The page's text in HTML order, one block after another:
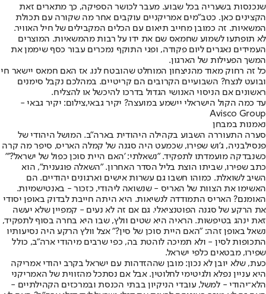
שנכנסות בשעריה בכל שבוע. מעבר לכושר הספיקה, כך מתארים זאת
הקצינים כאן. כטב"מים אמריקניים עוקבים אחר מה שקורה עם תכולת
המשאיות. זה כמובן מחייב תיאום עם הכלים המקבילים של חיל האוויר.
לא תופתעו לשמוע שחמאס שם את ידו על רבות מהמשאיות. המוצרים
העמידים נאגרים ליום פקודה, ופגי התוקף נמכרים עבור כסף שיממן את
המשך הפעילות של הארגון.
כל זה רחוק מאוד מהניצחון המוחלט שהובטח לנו. אז האם חמאס יישאר חי
ובועט לנצח? השבועיים הקרובים הם קריטיים. במהלכם נקבל סימנים
ראשונים אם הניסוי האנושי הגדול בדרכו להיכשל או להצליח.
עד כמה הקול הישראלי יישמע במועצה? יקיר גבאי,צילום: יקיר גבאי -
Avisco Group
נאמנות במבחן
סערה התעוררה השבוע בקהילה היהודית בארה"ב. המושל היהודי של
פנסילבניה, ג'וש שפירו, שכמעט היה סגנה של קמלה האריס, סיפר מה קרה
כשנבדקה מועמדתו לתפקיד. "נשאלתי: 'האם היית סוכן כפול של ישראל?'"
כתב שפירו, שביתו הוצת בליל הסדר האחרון. "השאלה פוגענית", הוא
השיב לשואלת. כמוהו חשבו גם עשרות אישים וארגונים יהודיים. הם
האשימו את הצוות של האריס - שנשואה ליהודי, כזכור - באנטישמיות.
האומנם? האריס התמודדה לנשיאות. היא היתה חייבת לבדוק באופן יסודי
את הרקע של סגנה הפוטנציאלי. גם אם זה לא נעים - קמפיין שלא יעשה
זאת ינהג בטיפשות. הראיה היא שטים וולץ, שבו היא בחרה בסוף לתפקיד,
נשאל באופן זהה: "האם היית סוכן של סין?" אצל וולץ הרקע היה נסיעותיו
התכופות לסין - ולא תמיכה לוהטת בה, כפי שרבים מיהודי ארה"ב, כולל
שפירו, מבטאים כלפי ישראל.
כעת, שלא יובן לא נכון: מובן שההזדהות עם ישראל בקרב יהודי אמריקה
היא עניין נפלא ולגיטימי לחלוטין. אבל אם נסתכל מהזווית של האמריקני
הלא־יהודי - למשל, עובדי הניקיון בבתי הכנסת ובמרכזים הקהילתיים -